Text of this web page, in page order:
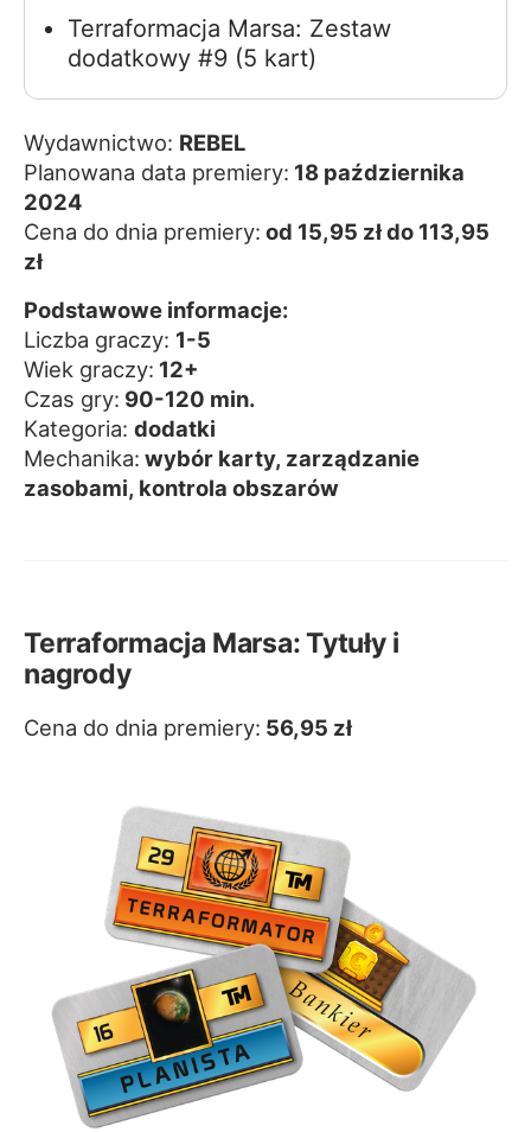
Terraformacja Marsa: Zestaw
dodatkowy #9 (5 kart)
Wydawnictwo: REBEL
Planowana data premiery: 18 października
2024
Cena do dnia premiery: od 15,95 zł do 113,95
zł
Podstawowe informacje:
Liczba graczy: 1-5
Wiek graczy: 12+
Czas gry: 90-120 min.
Kategoria: dodatki
Mechanika: wybór karty, zarządzanie
zasobami, kontrola obszarów
Terraformacja Marsa: Tytuły i
nagrody
Cena do dnia premiery: 56,95 zł